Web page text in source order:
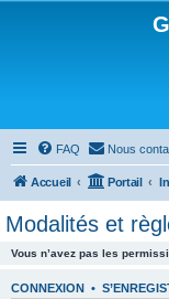
FAQ Nous
Accueil Portail
Modalités et
Vous n’avez pas les
CONNEXION •